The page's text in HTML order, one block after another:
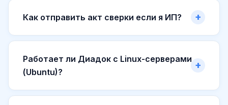
Как отправить акт сверки если я ИП?
Работает ли Диадок с Linux-серверами
(Ubuntu)?